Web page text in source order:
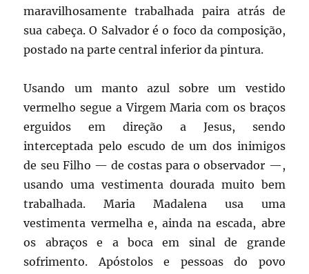
maravilhosamente trabalhada paira atrás de
sua cabeça. O Salvador é o foco da composição,
postado na parte central inferior da pintura.
Usando um manto azul sobre um vestido
vermelho segue a Virgem Maria com os braços
erguidos em direção a Jesus, sendo
interceptada pelo escudo de um dos inimigos
de seu Filho — de costas para o observador —,
usando uma vestimenta dourada muito bem
trabalhada. Maria Madalena usa uma
vestimenta vermelha e, ainda na escada, abre
os abraços e a boca em sinal de grande
sofrimento. Apóstolos e pessoas do povo